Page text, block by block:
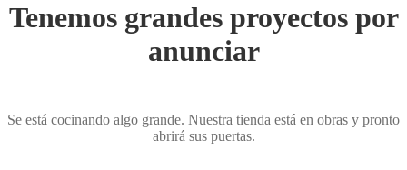
Tenemos grandes proyectos por
anunciar
Se está cocinando algo grande. Nuestra tienda está en obras y pronto
abrirá sus puertas.